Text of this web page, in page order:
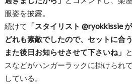
服姿を披露。
続けて
「スタイリスト @ryokkissie
どれも素敵でしたので、セットに合
また後日お知らせさせて下さいね」
スなどがハンガーラックに掛けられ
している。